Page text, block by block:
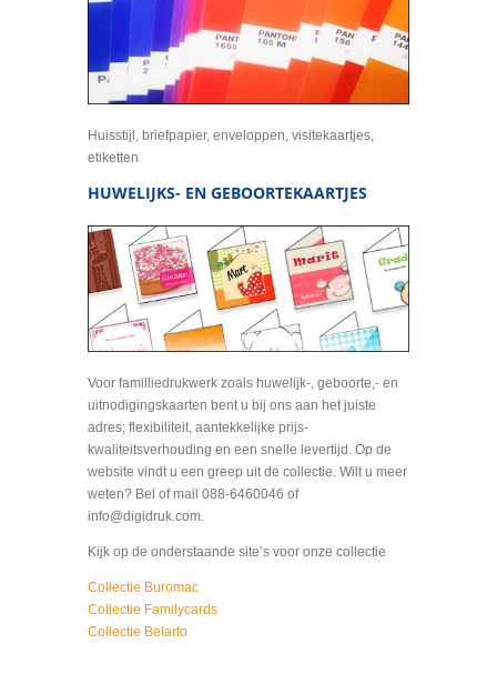
Huisstijl, briefpapier, enveloppen, visitekaartjes,
etiketten
HUWELIJKS- EN GEBOORTEKAARTJES
Voor familliedrukwerk zoals huwelijk-, geboorte,- en
uitnodigingskaarten bent u bij ons aan het juiste
adres; flexibiliteit, aantekkelijke prijs-
kwaliteitsverhouding en een snelle levertijd. Op de
website vindt u een greep uit de collectie. Wilt u meer
weten? Bel of mail 088-6460046 of
info@digidruk.com.
Kijk op de onderstaande site’s voor onze collectie
Collectie Buromac
Collectie Familycards
Collectie Belarto